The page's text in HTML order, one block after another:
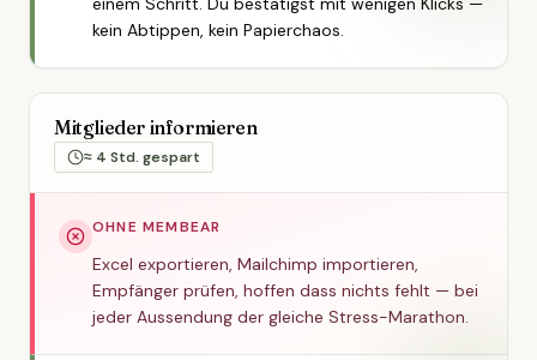
kein Abtippen, kein Papierchaos.
Mitglieder informieren
≈ 4 Std. gespart
OHNE MEMBEAR
Excel exportieren, Mailchimp importieren,
Empfänger prüfen, hoffen dass nichts fehlt — bei
jeder Aussendung der gleiche Stress-Marathon.